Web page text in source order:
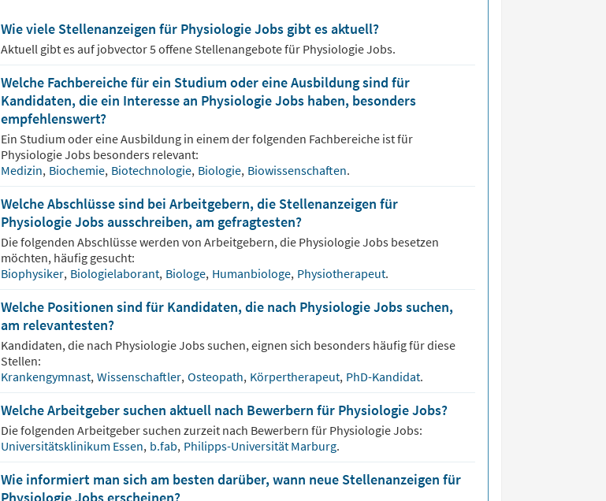
Wie viele Stellenanzeigen für Physiologie Jobs gibt es aktuell?
Aktuell gibt es auf jobvector5 offene Stellenangebote für Physiologie Jobs.
Welche Fachbereiche für ein Studium oder eine Ausbildung sind für
Kandidaten, die ein Interesse an Physiologie Jobs haben, besonders
empfehlenswert?
Ein Studium oder eine Ausbildung in einem der folgenden Fachbereiche ist für
PhysiologieJobs besonders relevant:
Medizin, Biochemie, Biotechnologie, Biologie, Biowissenschaften.
Welche Abschlüsse sind bei Arbeitgebern, die Stellenanzeigen für
Physiologie Jobs ausschreiben, am gefragtesten?
Die folgenden Abschlüsse werden von Arbeitgebern, die PhysiologieJobs besetzen
möchten, häufig gesucht:
Biophysiker, Biologielaborant, Biologe, Humanbiologe, Physiotherapeut.
Welche Positionen sind für Kandidaten, die nach Physiologie Jobs suchen,
am relevantesten?
Kandidaten, die nach PhysiologieJobs suchen, eignen sich besonders häufig für diese
Stellen:
Krankengymnast, Wissenschaftler, Osteopath, Körpertherapeut, PhD-Kandidat.
Welche Arbeitgeber suchen aktuell nach Bewerbern für Physiologie Jobs?
Die folgenden Arbeitgeber suchen zurzeit nach Bewerbern für PhysiologieJobs:
Universitätsklinikum Essen, b.fab, Philipps-Universität Marburg.
Wie informiert man sich am besten darüber, wann neue Stellenanzeigen für